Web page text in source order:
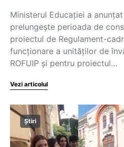
Ministerul Educației a
prelungește perioada de
proiectul de Regulament-
funcționare a unităților de
ROFUIP și pentru proiectul…
Vezi articolul
Știri